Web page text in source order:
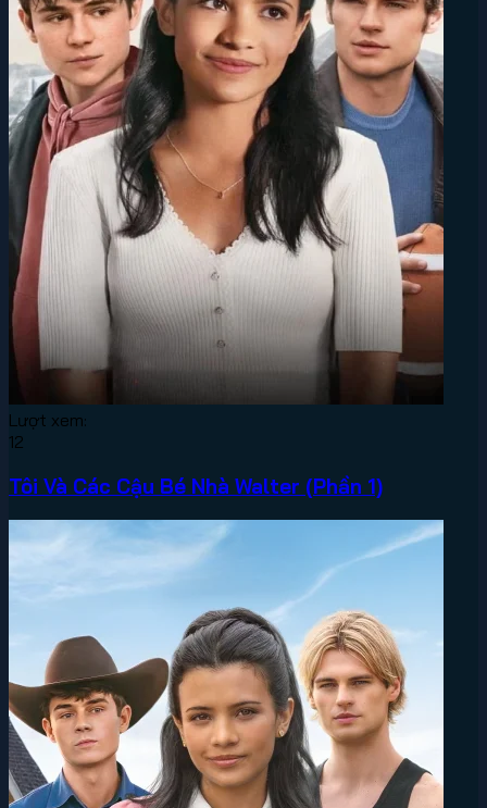
Lượt xem:
12
Tôi Và Các Cậu Bé Nhà Walter (Phần 1)